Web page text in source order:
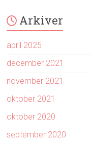
Arkiver
april 2025
december 2021
november 2021
oktober 2021
oktober 2020
september 2020